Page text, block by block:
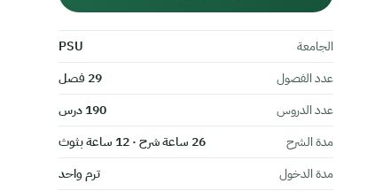
الجامعة
PSU
عدد الفصول
29 فصل
عدد الدروس
190 درس
مدة الشرح
26 ساعة شرح · 12 ساعة بثوث
مدة الدخول
ترم واحد